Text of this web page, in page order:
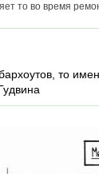
то во время
то